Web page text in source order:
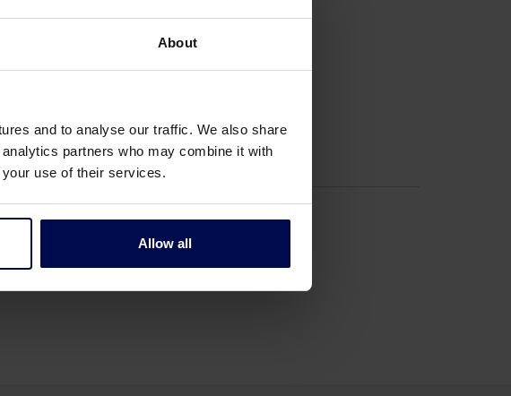
About
and to analyse our traffic. We also share
partners who may combine it with
use of their services.
Allow all